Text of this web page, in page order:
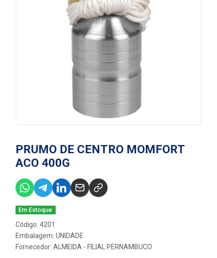
PRUMO DE CENTRO MOMFORT
ACO 400G
Em Estoque
Código: 4201
Embalagem: UNIDADE
Fornecedor: ALMEIDA - FILIAL PERNAMBUCO